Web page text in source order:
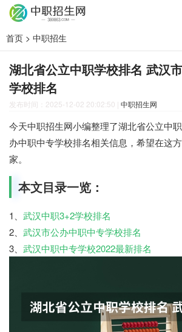
首页 > 中职招生
湖北省公立中职学校排名 武汉
学校排名
发布时间：2025-12-02 20:02:50 | 中职招生网
今天中职招生网小编整理了湖北省公立中
办中职中专学校排名相关信息，希望在这
家。
本文目录一览：
1、 武汉中职3+2学校排名
2、 武汉市公办中职中专学校排名
3、 武汉中职中专学校2022最新排名